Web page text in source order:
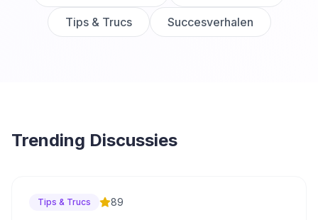
Tips & Trucs Succesverhalen
Trending Discussies
Tips & Trucs 89